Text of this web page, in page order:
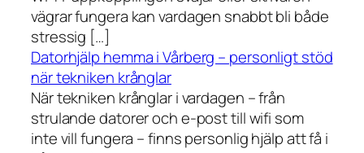
vägrar fungera kan vardagen snabbt bli både
stressig […]
Datorhjälp hemma i Vårberg – personligt stöd
när tekniken krånglar
När tekniken krånglar i vardagen – från
strulande datorer och e-post till wifi som
inte vill fungera – finns personlig hjälp att få i